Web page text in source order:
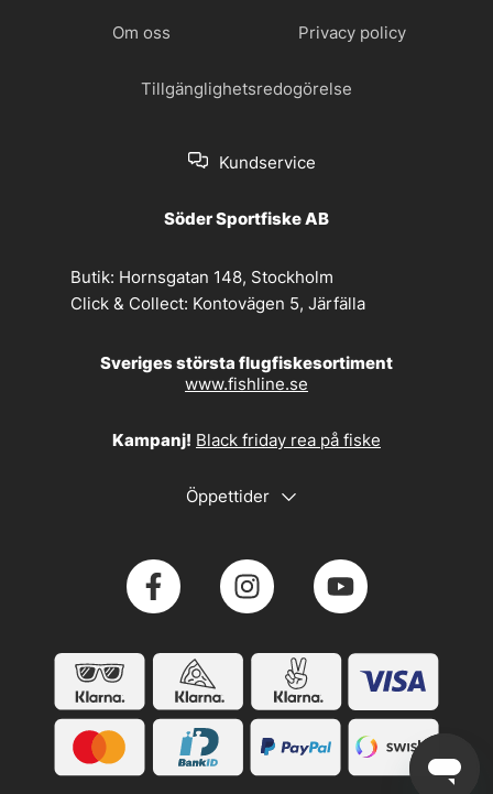
Om oss Privacy policy
Tillgänglighetsredogörelse
Kundservice
Söder Sportfiske AB
Butik: Hornsgatan 148, Stockholm
Click & Collect: Kontovägen 5, Järfälla
Sveriges största flugfiskesortiment
www.fishline.se
Kampanj! Black friday rea på fiske
Öppettider